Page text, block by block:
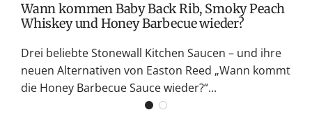
Wann kommen Baby Back Rib, Smoky Peach
Whiskey und Honey Barbecue wieder?
Drei beliebte Stonewall Kitchen Saucen – und ihre
neuen Alternativen von Easton Reed „Wann kommt
die Honey Barbecue Sauce wieder?“...